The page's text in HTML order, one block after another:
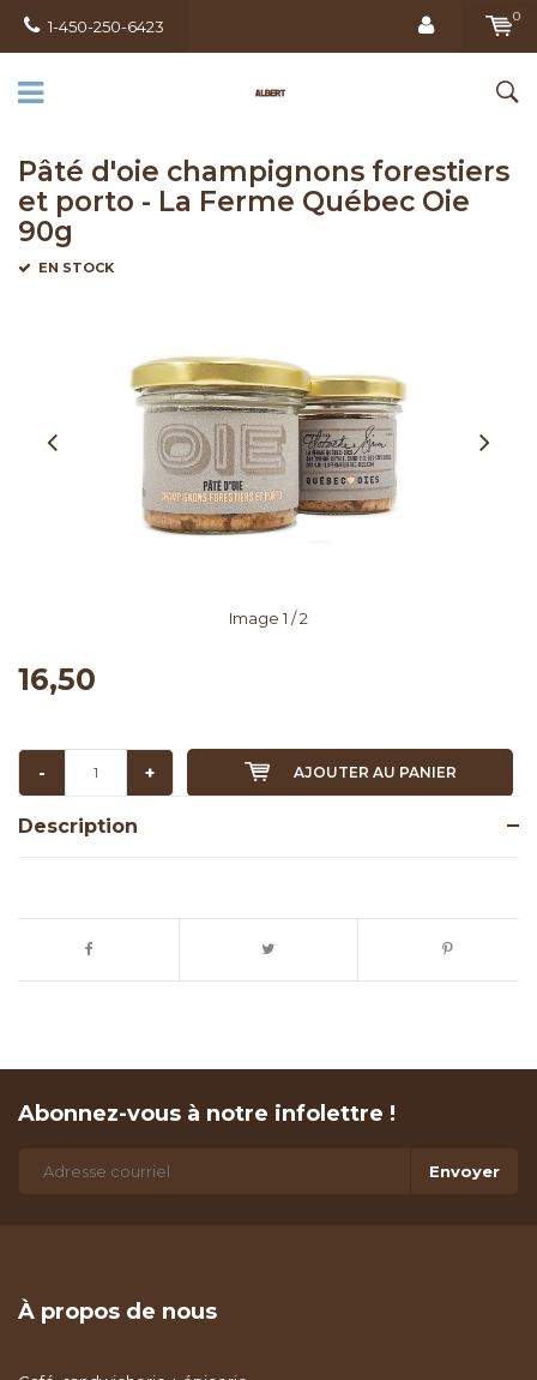
1-450-250-6423
0
Pâté d'oie champignons forestiers
et porto - La Ferme Québec Oie
90g
EN STOCK
Image 1 / 2
16,50
- + AJOUTER AU PANIER
Description
Abonnez-vous à notre infolettre !
Envoyer
À propos de nous